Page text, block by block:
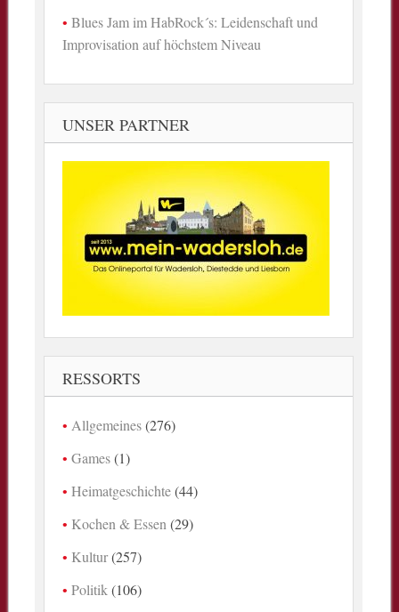
Blues Jam im HabRock´s: Leidenschaft und
Improvisation auf höchstem Niveau
UNSER PARTNER
RESSORTS
Allgemeines(276)
Games(1)
Heimatgeschichte(44)
Kochen & Essen (29)
Kultur(257)
Politik (106)